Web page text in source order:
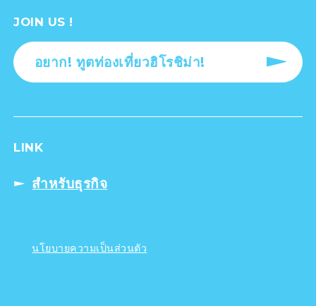
JOIN US !
อยาก! ทูตท่องเที่ยวฮิโรชิม่า!
LINK
สำหรับธุรกิจ
นโยบายความเป็นส่วนตัว